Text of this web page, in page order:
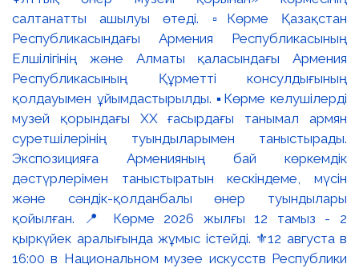
салтанатты ашылуы өтеді. ▫️Көрме Қазақстан
Республикасындағы Армения Республикасының
Елшілігінің және Алматы қаласындағы Армения
Республикасының Құрметті консулдығының
қолдауымен ұйымдастырылды. ▪️Көрме келушілерді
музей қорындағы ХХ ғасырдағы танымал армян
суретшілерінің туындыларымен таныстырады.
Экспозицияға Арменияның бай көркемдік
дәстүрлерімен таныстыратын кескіндеме, мүсін
және сәндік-қолданбалы өнер туындылары
қойылған. 📍 Көрме 2026 жылғы 12 тамыз - 2
қыркүйек аралығында жұмыс істейді. ⚜️12 августа в
16:00 в Национальном музее искусств Республики